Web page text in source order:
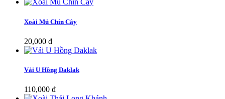
Xoài Mủ Chín Cây
20,000 đ
Vải U Hồng Daklak
110,000 đ